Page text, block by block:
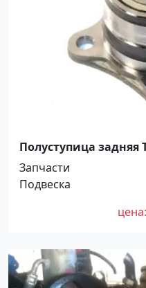
Полуступица задняя
, CALDINA 2WD 1992-
Запчасти
Подвеска
цена